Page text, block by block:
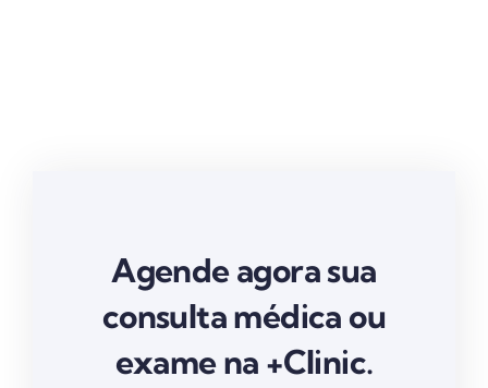
Agende agora sua
consulta médica ou
exame na +Clinic.